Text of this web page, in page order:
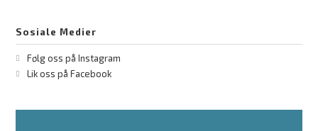
Sosiale Medier
Følg oss på Instagram
Lik oss på Facebook